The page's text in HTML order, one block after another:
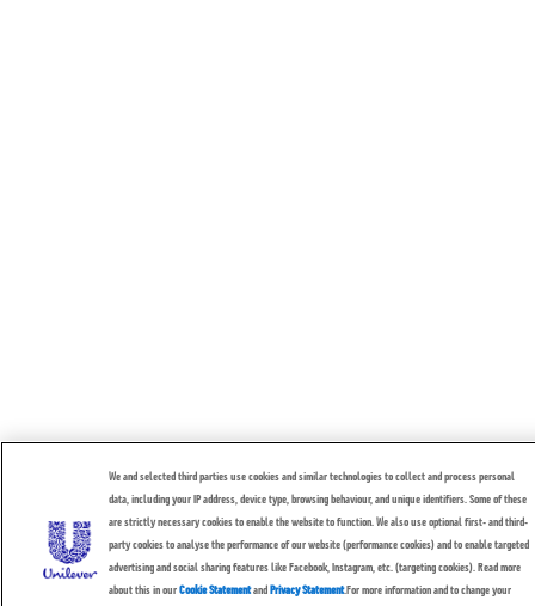
We and selected third parties use cookies and similar technologies to collect and process personal
data, including your IP address, device type, browsing behaviour, and unique identifiers. Some of these
are strictly necessary cookies to enable the website to function. We also use optional first- and third-
party cookies to analyse the performance of our website (performance cookies) and to enable targeted
advertising and social sharing features like Facebook, Instagram, etc. (targeting cookies). Read more
about this in ourCookie StatementandPrivacy Statement.For more information and to change your